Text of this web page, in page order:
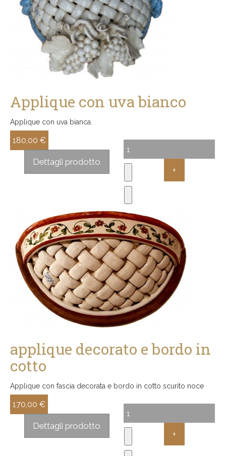
Applique con uva bianco
Applique con uva bianca.
180,00 €
Dettagli prodotto
applique decorato e bordo in
cotto
Applique con fascia decorata e bordo in cotto scurito noce
170,00 €
Dettagli prodotto